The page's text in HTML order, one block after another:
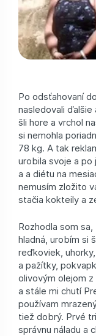
Po odsťahovaní
nasledovali
šli hore a vrchol
si nemohla
78 kg. A tak
urobila svoje a po
a a diétu na
nemusím zložito
stačia kokteily a
Rozhodla som
hladná, urobím si
reďkoviek,
a pažítky,
olivovým olejom
a stále mi chutí
používam
tiež dobrý. Prvé
správnu náladu a